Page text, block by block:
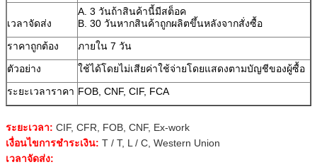
321201, 202,
เทคนิค
ปลอมแปลง
ขนาด
DN15 ~ DN1200 (1/2 '' ~ 48 '')
ความหนา
SCH5 ~ XXS
เวลาจัดส่ง
A. 3 วันถ้าสินค้านี้มีสต็อค
B. 30 วันหากสินค้าถูกผลิตขึ้นหลังจากสั่งซื้อ
ราคาถูกต้อง
ภายใน 7 วัน
ตัวอย่าง
ใช้ได้โดยไม่เสียค่าใช้จ่ายโดยแสดงตามบัญชีของผู้ซื้อ
ระยะเวลาราคา FOB, CNF, CIF, FCA
ระยะเวลา: CIF, CFR, FOB, CNF, Ex-work
เงื่อนไขการชำระเงิน: T / T, L / C, Western Union
เวลาจัดส่ง: